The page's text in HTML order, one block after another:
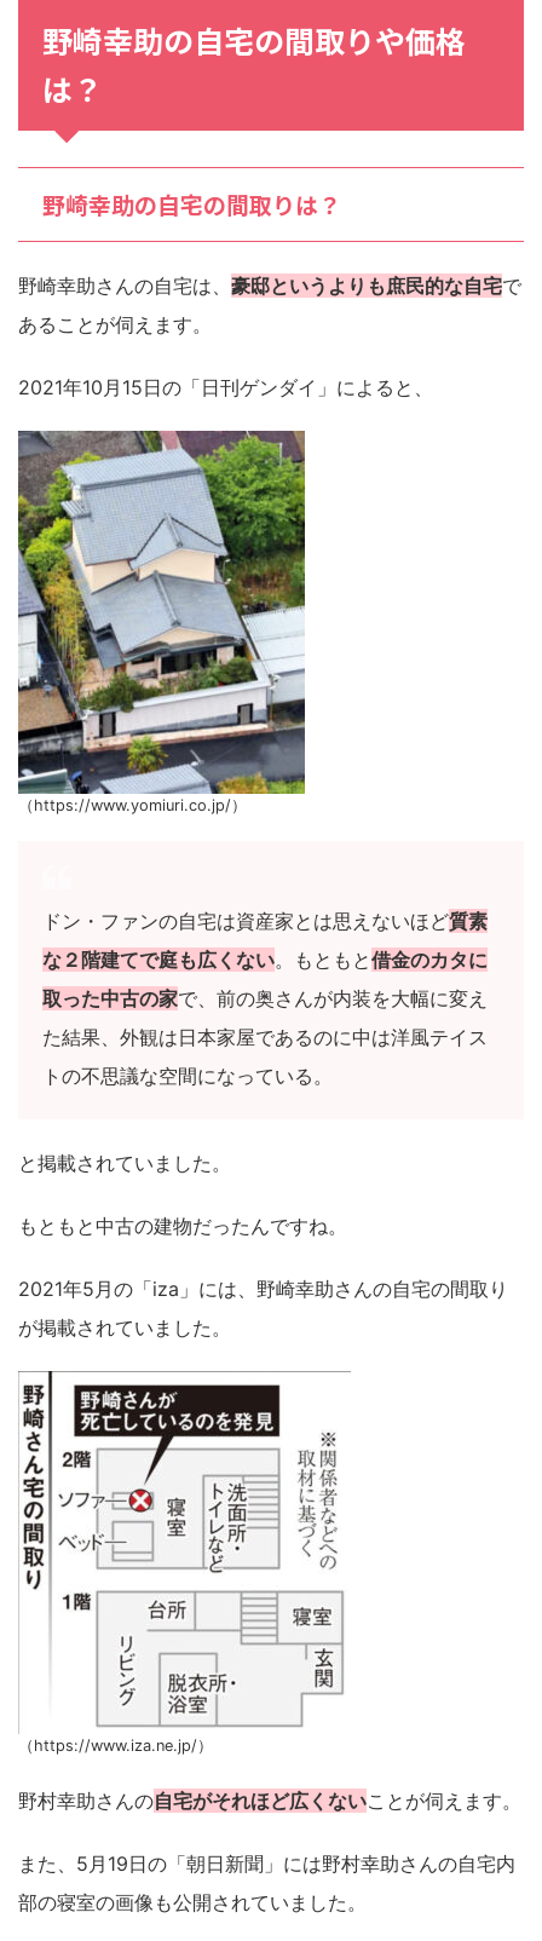
野崎幸助の自宅の間取りや価格
は？
野崎幸助の自宅の間取りは？
野崎幸助さんの自宅は、 豪邸というよりも庶民的な自宅で
あることが伺えます。
2021年10月15日の「日刊ゲンダイ」によると、
（https://www.yomiuri.co.jp/）
ドン・ファンの自宅は資産家とは思えないほど質素
な２階建てで庭も広くない。もともと借金のカタに
取った中古の家で、前の奥さんが内装を大幅に変え
た結果、外観は日本家屋であるのに中は洋風テイス
トの不思議な空間になっている。
と掲載されていました。
もともと中古の建物だったんですね。
2021年5月の「iza」には、野崎幸助さんの自宅の間取り
が掲載されていました。
（https://www.iza.ne.jp/）
野村幸助さんの自宅がそれほど広くないことが伺えます。
また、5月19日の「朝日新聞」には野村幸助さんの自宅内
部の寝室の画像も公開されていました。